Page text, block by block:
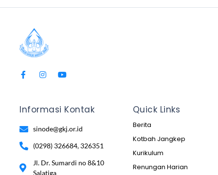
Informasi Kontak
sinode@gkj.or.id
(0298) 326684, 326351
Jl. Dr. Sumardi no 8&10
Salatiga
Quick Links
Berita
Kotbah Jangkep
Kurikulum
Renungan Harian